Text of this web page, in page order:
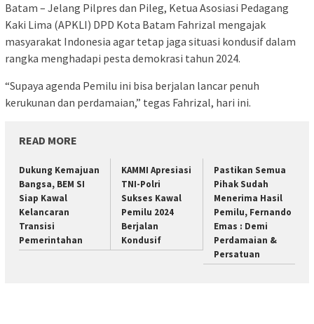
Batam – Jelang Pilpres dan Pileg, Ketua Asosiasi Pedagang
Kaki Lima (APKLI) DPD Kota Batam Fahrizal mengajak
masyarakat Indonesia agar tetap jaga situasi kondusif dalam
rangka menghadapi pesta demokrasi tahun 2024.
“Supaya agenda Pemilu ini bisa berjalan lancar penuh
kerukunan dan perdamaian,” tegas Fahrizal, hari ini.
READ MORE
Dukung Kemajuan
Bangsa, BEM SI
Siap Kawal
Kelancaran
Transisi
Pemerintahan
KAMMI Apresiasi
TNI-Polri
Sukses Kawal
Pemilu 2024
Berjalan
Kondusif
Pastikan Semua
Pihak Sudah
Menerima Hasil
Pemilu, Fernando
Emas : Demi
Perdamaian &
Persatuan